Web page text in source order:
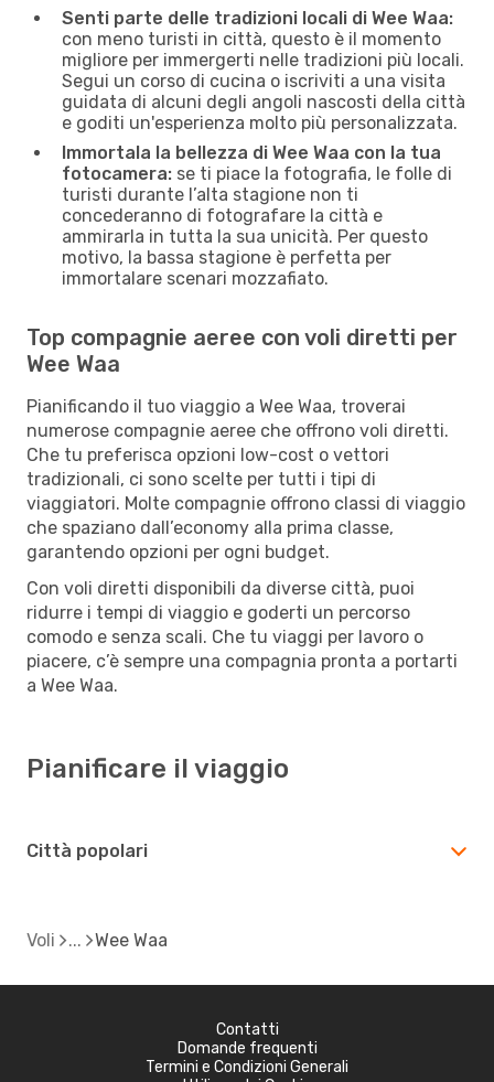
Senti parte delle tradizioni locali di Wee Waa:
con meno turisti in città, questo è il momento
migliore per immergerti nelle tradizioni più locali.
Segui un corso di cucina o iscriviti a una visita
guidata di alcuni degli angoli nascosti della città
e goditi un'esperienza molto più personalizzata.
Immortala la bellezza di Wee Waa con la tua
fotocamera: se ti piace la fotografia, le folle di
turisti durante l’alta stagione non ti
concederanno di fotografare la città e
ammirarla in tutta la sua unicità. Per questo
motivo, la bassa stagione è perfetta per
immortalare scenari mozzafiato.
Top compagnie aeree con voli diretti per
Wee Waa
Pianificando il tuo viaggio a Wee Waa, troverai
numerose compagnie aeree che offrono voli diretti.
Che tu preferisca opzioni low-cost o vettori
tradizionali, ci sono scelte per tutti i tipi di
viaggiatori. Molte compagnie offrono classi di viaggio
che spaziano dall’economy alla prima classe,
garantendo opzioni per ogni budget.
Con voli diretti disponibili da diverse città, puoi
ridurre i tempi di viaggio e goderti un percorso
comodo e senza scali. Che tu viaggi per lavoro o
piacere, c’è sempre una compagnia pronta a portarti
a Wee Waa.
Pianificare il viaggio
Città popolari
Voli Wee Waa
Contatti
Domande frequenti
Termini e Condizioni Generali